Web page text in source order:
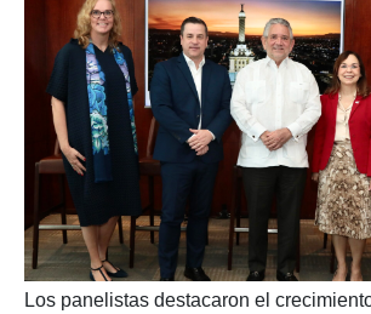
Los panelistas destacaron el